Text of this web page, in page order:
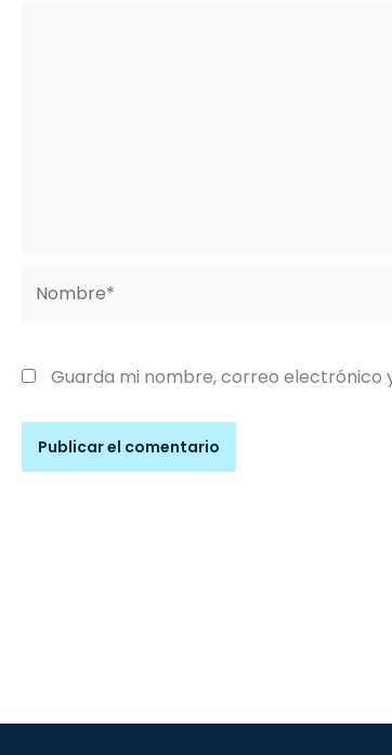
Guarda mi nombre, correo electrónico